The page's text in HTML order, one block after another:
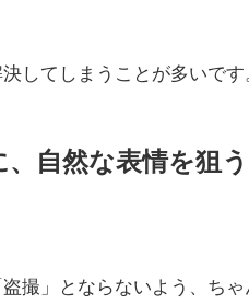
してしまうことが多いです
自然な表情を狙う
撮」とならないよう、ち